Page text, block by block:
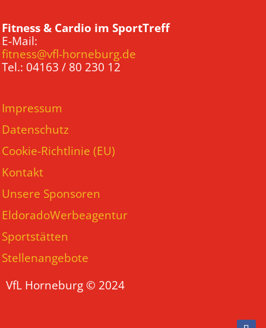
Fitness & Cardio im SportTreff
E-Mail:
fitness@vfl-horneburg.de
Tel.: 04163 / 80 230 12
Impressum
Datenschutz
Cookie-Richtlinie (EU)
Kontakt
Unsere Sponsoren
EldoradoWerbeagentur
Sportstätten
Stellenangebote
VfL Horneburg © 2024